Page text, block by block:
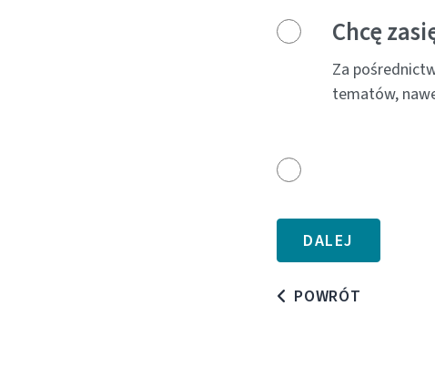
Chcę
Za
tematów,
POWRÓT